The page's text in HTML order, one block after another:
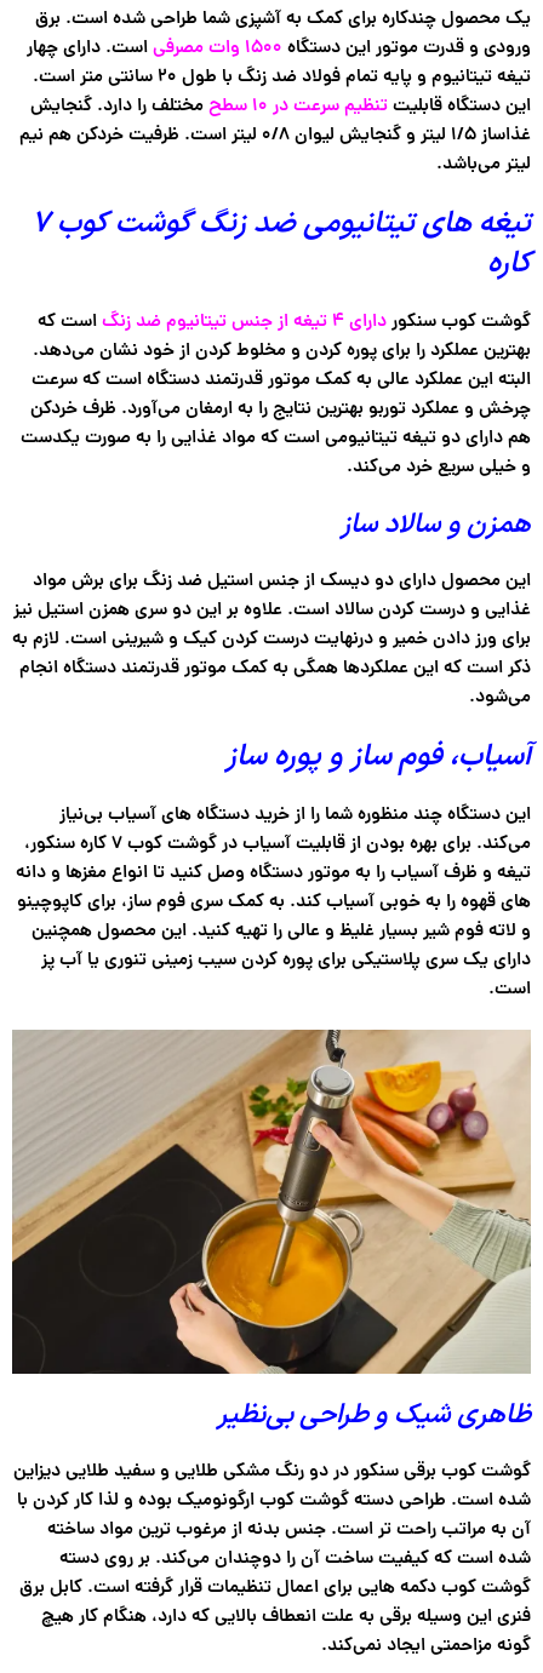
یک محصول چندکاره برای کمک به آشپزی شما طراحی شده است. برق
ورودی و قدرت موتور این دستگاه ۱۵۰۰ وات مصرفی
است. دارای چهار
تیغه تیتانیوم و پایه تمام فولاد ضد زنگ با طول ۲۰ سانتی متر است.
این دستگاه قابلیتتنظیم سرعت در ۱۰ سطح
مختلف را دارد. گنجایش
غذاساز ۱/۵ لیتر و گنجایش لیوان ۰/۸ لیتر است. ظرفیت خردکن هم نیم
لیتر می‌باشد.
تیغه های تیتانیومی ضد زنگ گوشت کوب ۷
کاره
گوشت کوب سنکوردارای ۴ تیغه از جنس تیتانیوم ضد زنگ
است که
بهترین عملکرد را برای پوره کردن و مخلوط کردن از خود نشان می‌دهد.
البته این عملکرد عالی به کمک موتور قدرتمند دستگاه است که سرعت
چرخش و عملکرد توربو بهترین نتایج را به ارمغان می‌آورد. ظرف خردکن
هم دارای دو تیغه تیتانیومی است که مواد غذایی را به صورت یکدست
و خیلی سریع خرد می‌کند.
همزن و سالاد ساز
این محصول دارای دو دیسک از جنس استیل ضد زنگ برای برش مواد
غذایی و درست کردن سالاد است. علاوه بر این دو سری همزن استیل نیز
برای ورز دادن خمیر و درنهایت درست کردن کیک و شیرینی است. لازم به
ذکر است که این عملکردها همگی به کمک موتور قدرتمند دستگاه انجام
می‌شود.
آسیاب، فوم ساز و پوره ساز
این دستگاه چند منظوره شما را از خرید دستگاه های آسیاب بی‌نیاز
می‌کند. برای بهره بودن از قابلیت آسیاب در گوشت کوب ۷ کاره سنکور،
تیغه و ظرف آسیاب را به موتور دستگاه وصل کنید تا انواع مغزها و دانه
های قهوه را به خوبی آسیاب کند. به کمک سری فوم ساز، برای کاپوچینو
و لاته فوم شیر بسیار غلیظ و عالی را تهیه کنید. این محصول همچنین
دارای یک سری پلاستیکی برای پوره کردن سیب زمینی تنوری یا آب پز
است.
ظاهری شیک و طراحی بی‌نظیر
گوشت کوب برقی سنکور در دو رنگ مشکی طلایی و سفید طلایی دیزاین
شده است. طراحی دسته گوشت کوب ارگونومیک بوده و لذا کار کردن با
آن به مراتب راحت تر است. جنس بدنه از مرغوب ترین مواد ساخته
شده است که کیفیت ساخت آن را دوچندان می‌کند. بر روی دسته
گوشت کوب دکمه هایی برای اعمال تنظیمات قرار گرفته است. کابل برق
فنری این وسیله برقی به علت انعطاف بالایی که دارد، هنگام کار هیچ
گونه مزاحمتی ایجاد نمی‌کند.